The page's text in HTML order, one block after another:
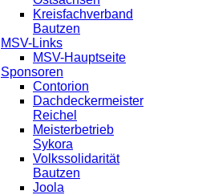
Kreisfachverband
Bautzen
MSV-Links
MSV-Hauptseite
Sponsoren
Contorion
Dachdeckermeister
Reichel
Meisterbetrieb
Sykora
Volkssolidarität
Bautzen
Joola